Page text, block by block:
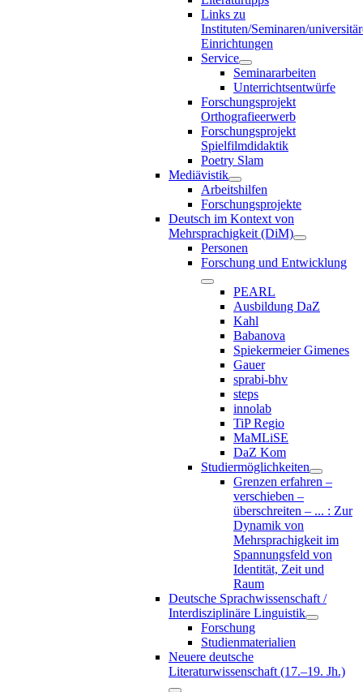
Links zu
Instituten/Seminaren/
Einrichtungen
Service
Seminararbeiten
Unterrichtsentwürfe
Forschungsprojekt
Orthografieerwerb
Forschungsprojekt
Spielfilmdidaktik
Poetry Slam
Mediävistik
Arbeitshilfen
Forschungsprojekte
Deutsch im Kontext von
Mehrsprachigkeit (DiM)
Personen
Forschung und Entwicklung
PEARL
Ausbildung DaZ
Kahl
Babanova
Spiekermeier Gimenes
Gauer
sprabi-bhv
steps
innolab
TiP Regio
MaMLiSE
DaZ Kom
Studiermöglichkeiten
Grenzen erfahren –
verschieben –
überschreiten – ... : Zur
Dynamik von
Mehrsprachigkeit im
Spannungsfeld von
Identität, Zeit und
Raum
Deutsche Sprachwissenschaft /
Interdisziplinäre Linguistik
Forschung
Studienmaterialien
Neuere deutsche
Literaturwissenschaft (17.–19. Jh.)